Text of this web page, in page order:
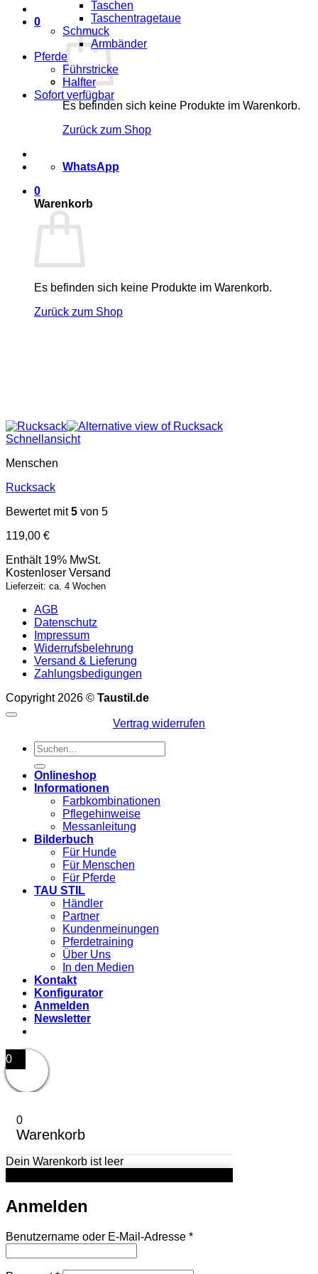
0
Es befinden sich keine Produkte im Warenkorb.
Zurück zum Shop
WhatsApp
0
Warenkorb
Es befinden sich keine Produkte im Warenkorb.
Zurück zum Shop
Taschen
Taschentragetaue
Schmuck
Armbänder
Pferde
Führstricke
Halfter
Sofort verfügbar
Schnellansicht
Menschen
Rucksack
Bewertet mit5 von 5
119,00 €
Enthält 19% MwSt.
Kostenloser Versand
Lieferzeit: ca. 4 Wochen
AGB
Datenschutz
Impressum
Widerrufsbelehrung
Versand & Lieferung
Zahlungsbedigungen
Copyright 2026 © Taustil.de
Vertrag widerrufen
Suchen
nach:
Onlineshop
Informationen
Farbkombinationen
Pflegehinweise
Messanleitung
Bilderbuch
Für Hunde
Für Menschen
Für Pferde
TAU STIL
Händler
Partner
Kundenmeinungen
Pferdetraining
Über Uns
In den Medien
Kontakt
Konfigurator
Anmelden
Newsletter
0
0
Warenkorb
Dein Warenkorb ist leer
Anmelden
Benutzername oder E-Mail-Adresse *Erforderlich